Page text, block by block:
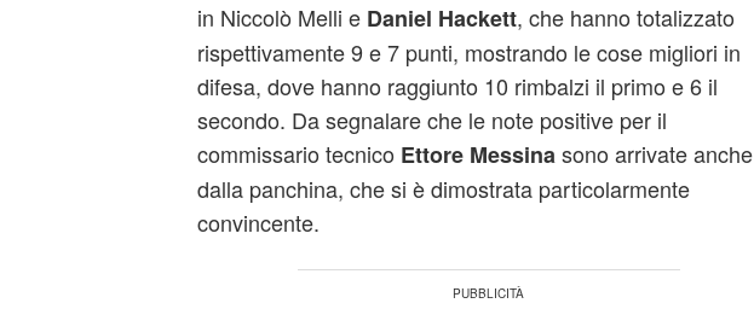
in Niccolò Melli e Daniel Hackett, che hanno totalizzato
rispettivamente 9 e 7 punti, mostrando le cose migliori in
difesa, dove hanno raggiunto 10 rimbalzi il primo e 6 il
secondo. Da segnalare che le note positive per il
commissario tecnico Ettore Messina sono arrivate anche
dalla panchina, che si è dimostrata particolarmente
convincente.